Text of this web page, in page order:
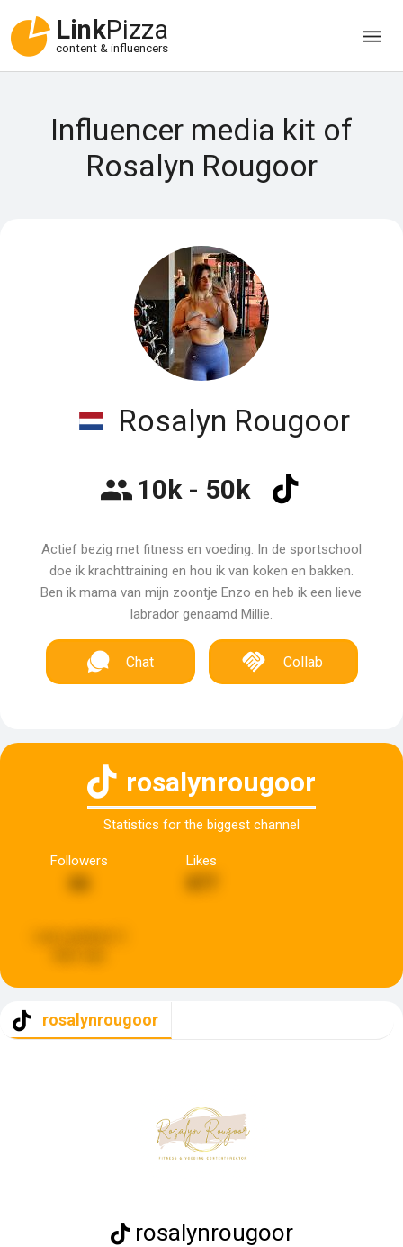
LinkPizza
content & influencers
Influencer media kit of
Rosalyn Rougoor
Rosalyn Rougoor
10k - 50k
Actief bezig met fitness en voeding. In de sportschool
doe ik krachttraining en hou ik van koken en bakken.
Ben ik mama van mijn zoontje Enzo en heb ik een lieve
labrador genaamd Millie.
Chat Collab
rosalynrougoor
Statistics for the biggest channel
Followers
66
Likes
rosalynrougoor
rosalynrougoor